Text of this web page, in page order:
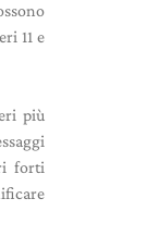
11 e
più
forti